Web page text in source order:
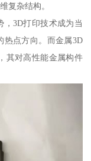
复杂结构。
，3D打印技术成为当
热点方向。而金属3D
其对高性能金属构件